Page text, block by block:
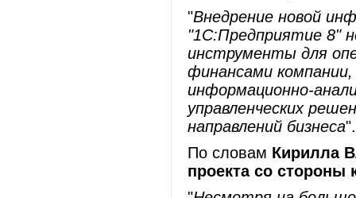
"Внедрение новой
"1С:Предприятие 8"
инструменты для
финансами компании,
информационно-
управленческих
направлений бизнеса".
По словам Кирилла
проекта со стороны